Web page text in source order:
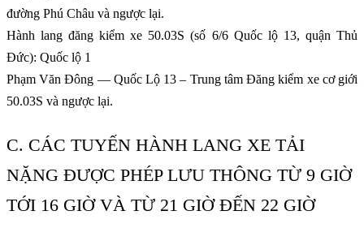
đường Phú Châu và ngược lại.
Hành lang đăng kiểm xe 50.03S (số 6/6 Quốc lộ 13, quận Thủ
Đức): Quốc lộ 1
Phạm Văn Đông — Quốc Lộ 13 – Trung tâm Đăng kiểm xe cơ giới
50.03S và ngược lại.
C. CÁC TUYẾN HÀNH LANG XE TẢI
NẶNG ĐƯỢC PHÉP LƯU THÔNG TỪ 9 GIỜ
TỚI 16 GIỜ VÀ TỪ 21 GIỜ ĐẾN 22 GIỜ